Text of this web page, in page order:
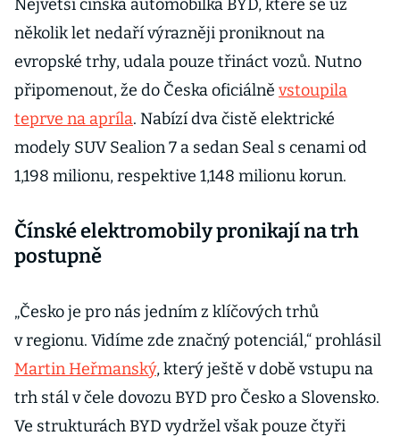
Největší čínská automobilka BYD, které se už
několik let nedaří výrazněji proniknout na
evropské trhy, udala pouze třináct vozů. Nutno
připomenout, že do Česka oficiálně vstoupila
teprve na apríla. Nabízí dva čistě elektrické
modely SUV Sealion 7 a sedan Seal s cenami od
1,198 milionu, respektive 1,148 milionu korun.
Čínské elektromobily pronikají na trh
postupně
„Česko je pro nás jedním z klíčových trhů
v regionu. Vidíme zde značný potenciál,“ prohlásil
Martin Heřmanský, který ještě v době vstupu na
trh stál v čele dovozu BYD pro Česko a Slovensko.
Ve strukturách BYD vydržel však pouze čtyři